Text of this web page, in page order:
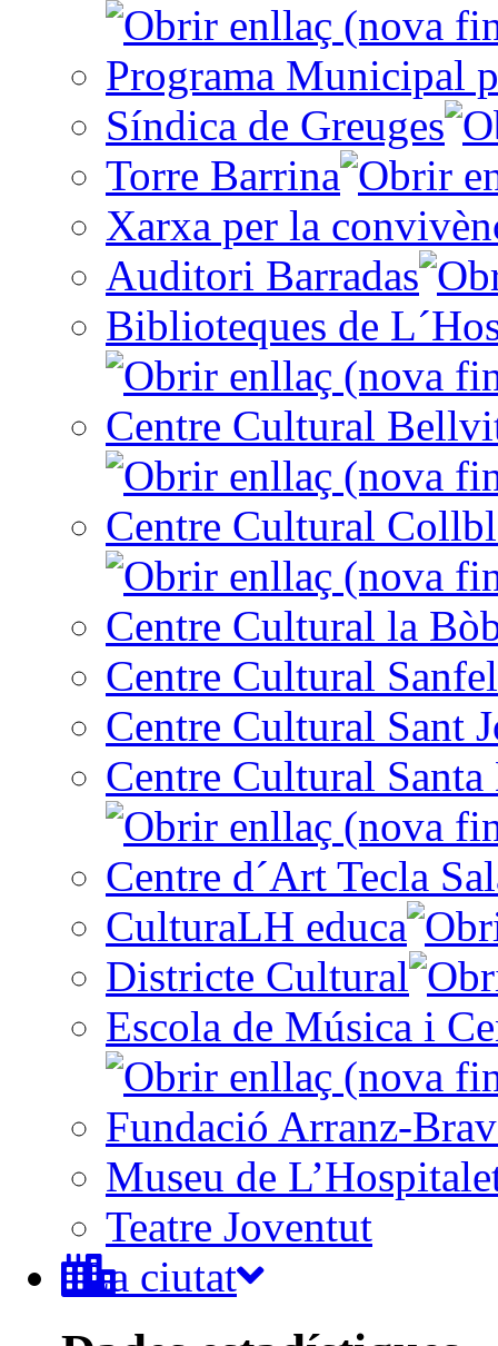
Programa Municipal
Síndica de Greuges
Torre Barrina
Xarxa per la
Auditori Barradas
Biblioteques de
Centre Cultural
Centre Cultural
Centre Cultural la
Centre Cultural
Centre Cultural Sant
Centre Cultural
Centre d´Art Tecla
CulturaLH educa
Districte Cultural
Escola de Música i
Fundació Arranz-
Museu de
Teatre Joventut
La ciutat